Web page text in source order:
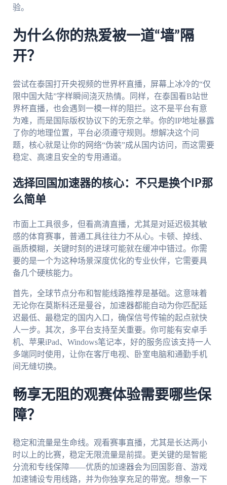
验。
为什么你的热爱被一道“墙”隔
开？
尝试在泰国打开央视频的世界杯直播，屏幕上冰冷的“仅
限中国大陆”字样瞬间浇灭热情。同样，在泰国看B站世
界杯直播，也会遇到一模一样的阻拦。这不是平台有意
为难，而是国际版权协议下的无奈之举。你的IP地址暴露
了你的地理位置，平台必须遵守规则。想解决这个问
题，核心就是让你的网络“伪装”成从国内访问，而这需要
稳定、高速且安全的专用通道。
选择回国加速器的核心：不只是换个IP那
么简单
市面上工具很多，但看高清直播，尤其是对延迟极其敏
感的体育赛事，普通工具往往力不从心。卡顿、掉线、
画质模糊，关键时刻的进球可能就在缓冲中错过。你需
要的是一个为这种场景深度优化的专业伙伴，它需要具
备几个硬核能力。
首先，全球节点分布和智能线路推荐是基础。这意味着
无论你在莫斯科还是曼谷，加速器都能自动为你匹配延
迟最低、最稳定的国内入口，确保信号传输的起点就快
人一步。其次，多平台支持至关重要。你可能有安卓手
机、苹果iPad、Windows笔记本，好的服务应该支持一人
多端同时使用，让你在客厅电视、卧室电脑和通勤手机
间无缝切换。
畅享无阻的观赛体验需要哪些保
障？
稳定和流量是生命线。观看赛事直播，尤其是长达两小
时以上的比赛，稳定无限流量是前提。更关键的是智能
分流和专线保障——优质的加速器会为回国影音、游戏
加速铺设专用线路，并为你独享充足的带宽。想象一下